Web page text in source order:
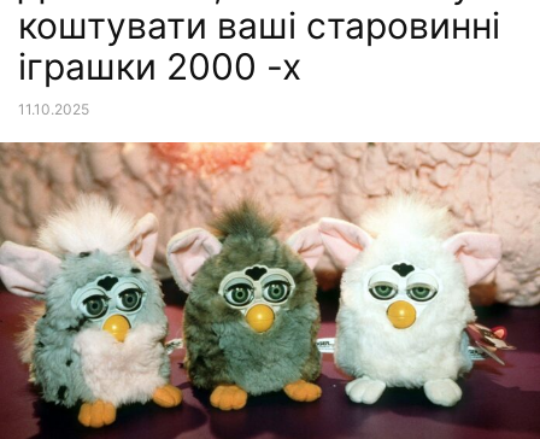
коштувати ваші старовинні
іграшки 2000 -х
11.10.2025